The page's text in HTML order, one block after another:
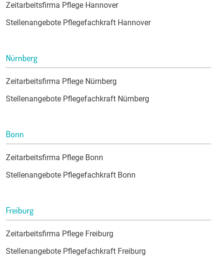
Zeitarbeitsfirma Pflege Hannover
Stellenangebote Pflegefachkraft Hannover
Nürnberg
Zeitarbeitsfirma Pflege Nürnberg
Stellenangebote Pflegefachkraft Nürnberg
Bonn
Zeitarbeitsfirma Pflege Bonn
Stellenangebote Pflegefachkraft Bonn
Freiburg
Zeitarbeitsfirma Pflege Freiburg
Stellenangebote Pflegefachkraft Freiburg